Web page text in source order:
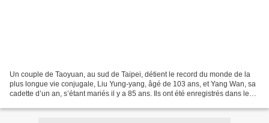
Un couple de Taoyuan, au sud de Taipei, détient le record du monde de la
plus longue vie conjugale, Liu Yung-yang, âgé de 103 ans, et Yang Wan, sa
cadette d’un an, s’étant mariés il y a 85 ans. Ils ont été enregistrés dans le